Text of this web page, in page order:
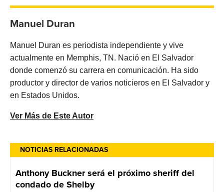
NOTICIAS RELACIONADAS
Anthony Buckner será el próximo sheriff del
condado de Shelby
Manuel Duran
Manuel Duran es periodista independiente y vive
actualmente en Memphis, TN. Nació en El Salvador
donde comenzó su carrera en comunicación. Ha sido
productor y director de varios noticieros en El Salvador y
en Estados Unidos.
Ver Más de Este Autor